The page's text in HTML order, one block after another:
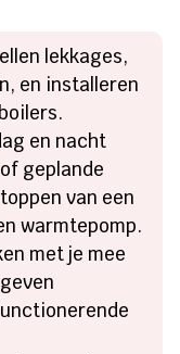
lekkages,
en installeren
en nacht
geplande
van een
warmtepomp.
met je mee